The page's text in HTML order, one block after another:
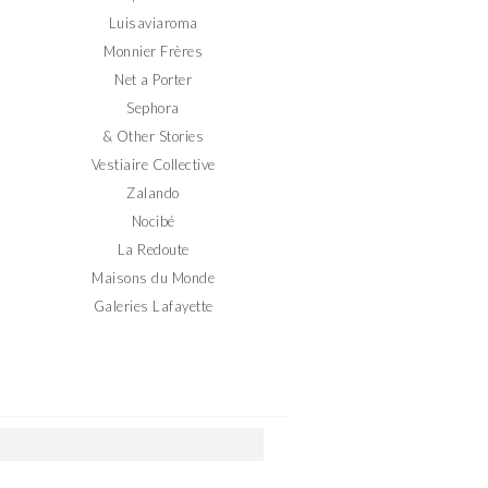
Luisaviaroma
Monnier Frères
Net a Porter
Sephora
& Other Stories
Vestiaire Collective
Zalando
Nocibé
La Redoute
Maisons du Monde
Galeries Lafayette